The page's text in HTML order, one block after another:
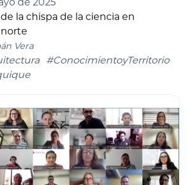
la chispa de la ciencia en
Vera
#ConocimientoyTerritorio